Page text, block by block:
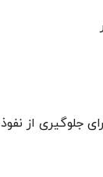
جلوگیری از